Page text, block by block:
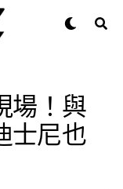
場！與
士尼也